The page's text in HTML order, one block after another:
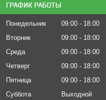
ГРАФИК РАБОТЫ
Понедельник 09:00
18:00
Вторник
09:00
18:00
Среда
09:00
18:00
Четверг
09:00
18:00
Пятница
09:00
18:00
Суббота
Выходной